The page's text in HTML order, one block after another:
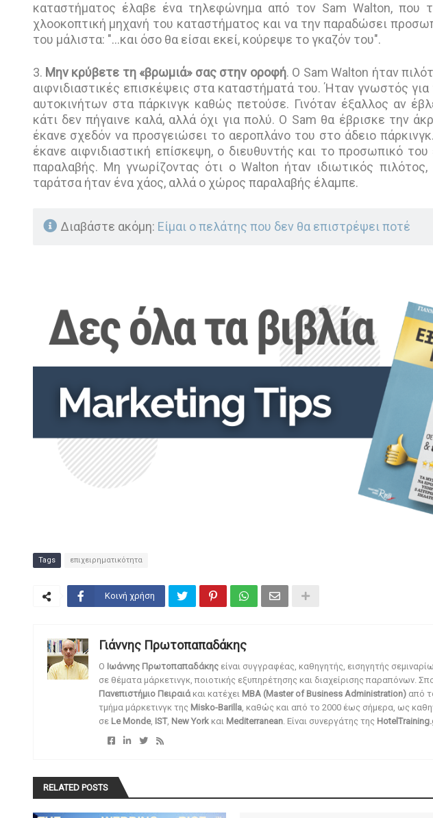
καταστήματος έλαβε ένα τηλεφώνημα από τον Sam Walton, που
χλοοκοπτική μηχανή του καταστήματος και να την παραδώσει
του μάλιστα: "...και όσο θα είσαι εκεί, κούρεψε το γκαζόν του".
3. Μην κρύβετε τη «βρωμιά» σας στην οροφή. Ο Sam Walton ήταν
αιφνιδιαστικές επισκέψεις στα καταστήματά του. Ήταν γνωστός
αυτοκινήτων στα πάρκινγκ καθώς πετούσε. Γινόταν έξαλλος αν
κάτι δεν πήγαινε καλά, αλλά όχι για πολύ. Ο Sam θα έβρισκε την
έκανε σχεδόν να προσγειώσει το αεροπλάνο του στο άδειο
έκανε αιφνιδιαστική επίσκεψη, ο διευθυντής και το προσωπικό
παραλαβής. Μη γνωρίζοντας ότι ο Walton ήταν ιδιωτικός
ταράτσα ήταν ένα χάος, αλλά ο χώρος παραλαβής έλαμπε.
Διαβάστε ακόμη: Είμαι ο πελάτης που δεν θα επιστρέψει ποτέ
Tags επιχειρηματικότητα
Κοινή χρήση
Γιάννης Πρωτοπαπαδάκης
O Ιωάννης Πρωτοπαπαδάκης είναι συγγραφέας, καθηγητής, εισηγητής
σε θέματα μάρκετινγκ, ποιοτικής εξυπηρέτησης και διαχείρισης παραπόνων.
Πανεπιστήμιο Πειραιάκαι κατέχει MBA (Master of Business Administration)από
τμήμα μάρκετινγκ της Misko-Barilla, καθώς και από το 2000 έως σήμερα, ως
σε Le Monde, IST, New Yorkκαι Mediterranean. Είναι συνεργάτης της
RELATED POSTS